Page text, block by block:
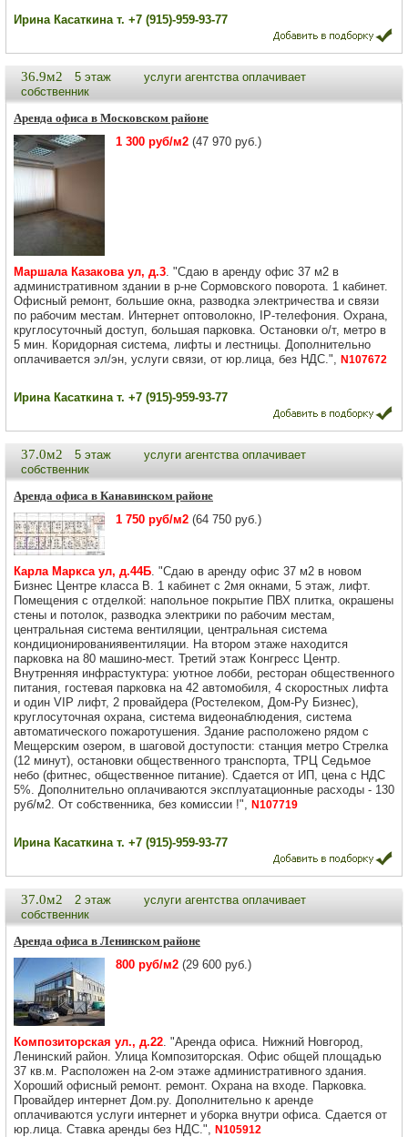
Ирина Касаткина т. +7 (915)-959-93-77
36.9м2 5 этаж
услуги агентства оплачивает
собственник
Аренда офиса в Московском районе
1 300 руб/м2 (47 970 руб.)
Маршала Казакова ул, д.3. "Сдаю в аренду офис 37 м2 в
административном здании в р-не Сормовского поворота. 1 кабинет.
Офисный ремонт, большие окна, разводка электричества и связи
по рабочим местам. Интернет оптоволокно, IP-телефония. Охрана,
круглосуточный доступ, большая парковка. Остановки о/т, метро в
5 мин. Коридорная система, лифты и лестницы. Дополнительно
оплачивается эл/эн, услуги связи, от юр.лица, без НДС.", N107672
Ирина Касаткина т. +7 (915)-959-93-77
37.0м2 5 этаж
услуги агентства оплачивает
собственник
Аренда офиса в Канавинском районе
1 750 руб/м2 (64 750 руб.)
Карла Маркса ул, д.44Б. "Сдаю в аренду офис 37 м2 в новом
Бизнес Центре класса В. 1 кабинет с 2мя окнами, 5 этаж, лифт.
Помещения с отделкой: напольное покрытие ПВХ плитка, окрашены
стены и потолок, разводка электрики по рабочим местам,
центральная система вентиляции, центральная система
кондиционированиявентиляции. На втором этаже находится
парковка на 80 машино-мест. Третий этаж Конгресс Центр.
Внутренняя инфрастуктура: уютное лобби, ресторан общественного
питания, гостевая парковка на 42 автомобиля, 4 скоростных лифта
и один VIP лифт, 2 провайдера (Ростелеком, Дом-Ру Бизнес),
круглосуточная охрана, система видеонаблюдения, система
автоматического пожаротушения. Здание расположено рядом с
Мещерским озером, в шаговой доступости: станция метро Стрелка
(12 минут), остановки общественного транспорта, ТРЦ Седьмое
небо (фитнес, общественное питание). Сдается от ИП, цена с НДС
5%. Дополнительно оплачиваются эксплуатационные расходы - 130
руб/м2. От собственника, без комиссии !", N107719
Ирина Касаткина т. +7 (915)-959-93-77
37.0м2 2 этаж
услуги агентства оплачивает
собственник
Аренда офиса в Ленинском районе
800 руб/м2 (29 600 руб.)
Композиторская ул., д.22. "Аренда офиса. Нижний Новгород,
Ленинский район. Улица Композиторская. Офис общей площадью
37 кв.м. Расположен на 2-ом этаже административного здания.
Хороший офисный ремонт. ремонт. Охрана на входе. Парковка.
Провайдер интернет Дом.ру. Дополнительно к аренде
оплачиваются услуги интернет и уборка внутри офиса. Сдается от
юр.лица. Ставка аренды без НДС.", N105912